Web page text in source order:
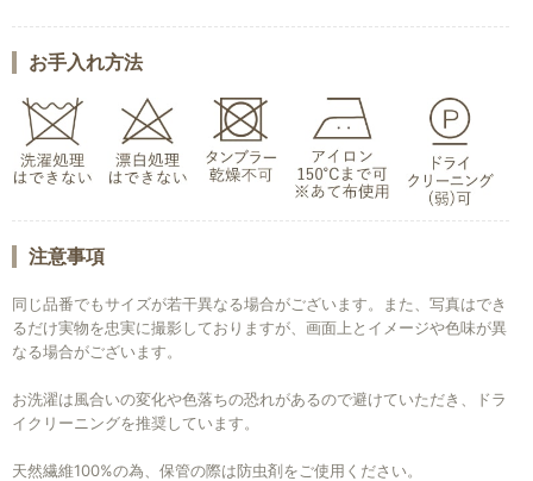
お手入れ方法
注意事項
同じ品番でもサイズが若干異なる場合がございます。また、写真はでき
るだけ実物を忠実に撮影しておりますが、画面上とイメージや色味が異
なる場合がございます。
お洗濯は風合いの変化や色落ちの恐れがあるので避けていただき、ドラ
イクリーニングを推奨しています。
天然繊維100%の為、保管の際は防虫剤をご使用ください。